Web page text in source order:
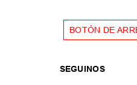
BOTÓN DE
SEGUINOS